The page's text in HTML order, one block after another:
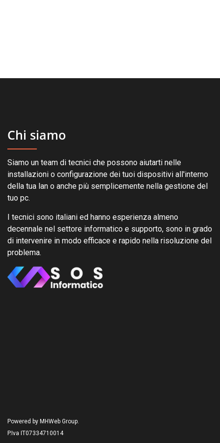
Chi siamo
Siamo un team di tecnici che possono aiutarti nelle
installazioni o configurazione dei tuoi dispositivi all'interno
della tua lan o anche più semplicemente nella gestione del
tuo pc.
I tecnici sono italiani ed hanno esperienza almeno
decennale nel settore informatico e supporto, sono in grado
di intervenire in modo efficace e rapido nella risoluzione del
problema.
Powered by MHWeb Group.
P.Iva IT07334710014